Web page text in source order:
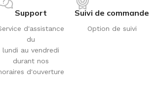
Support
d'assistance
du
lundi au vendredi
durant nos
d'ouverture
Suivi de commande
Option de suivi